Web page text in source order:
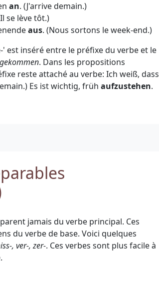
an. (J'arrive demain.)
se lève tôt.)
aus. (Nous sortons le week-end.)
' est inséré entre le préfixe du verbe et le
. Dans les propositions
reste attaché au verbe: Ich weiß, dass
Es ist wichtig, früh aufzustehen.
jamais du verbe principal. Ces
du verbe de base. Voici quelques
, ver-, zer-. Ces verbes sont plus facile à